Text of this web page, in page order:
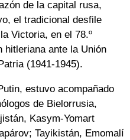
de la capital rusa,
el tradicional desfile
Victoria, en el 78.º
hitleriana ante la Unión
(1941-1945).
estuvo acompañado
de Bielorrusia,
Kasym-Yomart
Tayikistán, Emomalí